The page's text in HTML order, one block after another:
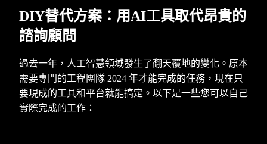
DIY替代方案：用AI工具取代昂貴的
諮詢顧問
過去一年，人工智慧領域發生了翻天覆地的變化。原本
需要專門的工程團隊 2024 年才能完成的任務，現在只
要現成的工具和平台就能搞定。以下是一些您可以自己
實際完成的工作：